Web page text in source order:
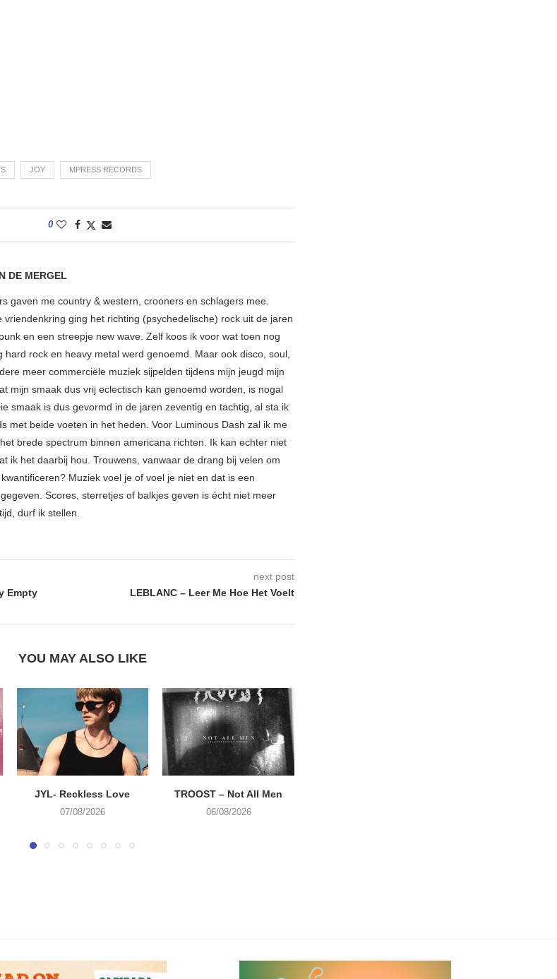
JOY MPRESS RECORDS
0
DE MERGEL
gaven me country & western, crooners en schlagers mee.
vriendenkring ging het richting (psychedelische) rock uit de jaren
en een streepje new wave. Zelf koos ik voor wat toen nog
hard rock en heavy metal werd genoemd. Maar ook disco, soul,
meer commerciële muziek sijpelden tijdens mijn jeugd mijn
mijn smaak dus vrij eclectisch kan genoemd worden, is nogal
smaak is dus gevormd in de jaren zeventig en tachtig, al sta ik
met beide voeten in het heden. Voor Luminous Dash zal ik me
brede spectrum binnen americana richten. Ik kan echter niet
ik het daarbij hou. Trouwens, vanwaar de drang bij velen om
Muziek voel je of voel je niet en dat is een
Scores, sterretjes of balkjes geven is écht niet meer
durf ik stellen.
Empty
next post
LEBLANC – Leer Me Hoe Het Voelt
YOU MAY ALSO LIKE
JYL- Reckless Love
07/08/2026
TROOST – Not All Men
06/08/2026